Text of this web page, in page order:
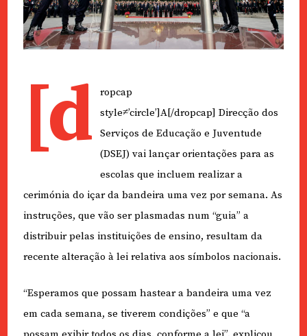
[d
ropcap
style≠’circle’]A[/dropcap] Direcção dos
Serviços de Educação e Juventude
(DSEJ) vai lançar orientações para as
escolas que incluem realizar a
cerimónia do içar da bandeira uma vez por semana. As
instruções, que vão ser plasmadas num “guia” a
distribuir pelas instituições de ensino, resultam da
recente alteração à lei relativa aos símbolos nacionais.
“Esperamos que possam hastear a bandeira uma vez
em cada semana, se tiverem condições” e que “a